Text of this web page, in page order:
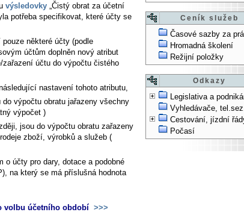
Ceník služeb
Časové sazby za
Hromadná školení
Režijní položky
Odkazy
Legislativa a
Vyhledávače,
Cestování, jízdní
Počasí
výsledovky „Čistý obrat za účetní
potřeba specifikovat, které účty se
některé účty (podle
účtům doplněn nový atribut
zařazení účtu do výpočtu čistého
nastavení tohoto atributu,
výpočtu obratu jařazeny všechny
výpočet )
jsou do výpočtu obratu zařazeny
zboží, výrobků a služeb (
o účty pro dary, dotace a podobné
na který se má příslušná hodnota
volbu účetního období >>>